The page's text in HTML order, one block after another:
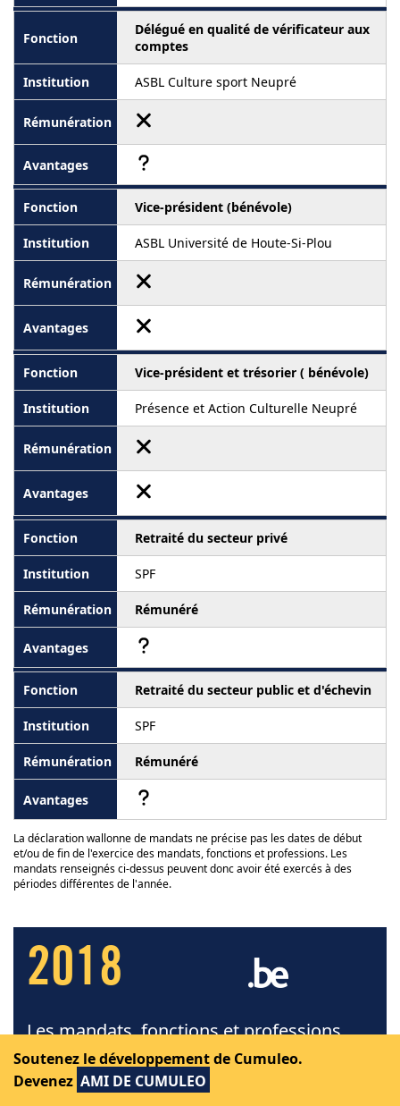
Délégué en qualité de vérificateur aux
comptes
ASBL Culture sport Neupré
Vice-président (bénévole)
ASBL Université de Houte-Si-Plou
Vice-président et trésorier ( bénévole)
Présence et Action Culturelle Neupré
Retraité du secteur privé
SPF
Rémunéré
Retraité du secteur public et d'échevin
SPF
Rémunéré
La déclaration wallonne de mandats ne précise pas les dates de début
et/ou de fin de l'exercice des mandats, fonctions et professions. Les
mandats renseignés ci-dessus peuvent donc avoir été exercés à des
périodes différentes de l'année.
2018
Les mandats, fonctions et professions
exercés par Daniel Cuypers en 2018
Source: Cumuleo › Déclaration fédérale de mandats
Soutenez le développement de Cumuleo.
Devenez AMI DE CUMULEO